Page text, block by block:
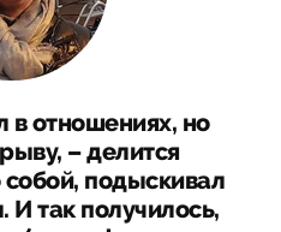
в отношениях, но
– делится
подыскивал
И так получилось,